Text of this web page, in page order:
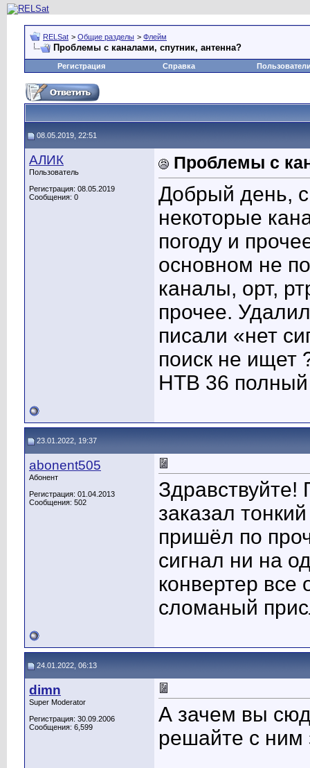
RELSat > Общие разделы > Флейм
Проблемы с каналами, спутник, антенна?
Регистрация Справка
08.05.2019, 22:51
АЛИК
Пользователь
Регистрация: 08.05.2019
Сообщения: 0
Проблемы с
Добрый день,
некоторые
погоду и
основном не
каналы, орт,
прочее.
писали «нет
поиск не ищет
НТВ 36 полный
23.01.2022, 19:37
abonent505
Абонент
Регистрация: 01.04.2013
Сообщения: 502
Здравствуйте!
заказал
пришёл по
сигнал ни на
конвертер
сломаный
24.01.2022, 06:13
dimn
Super Moderator
Регистрация: 30.09.2006
Сообщения: 6,599
А зачем вы
решайте с ним